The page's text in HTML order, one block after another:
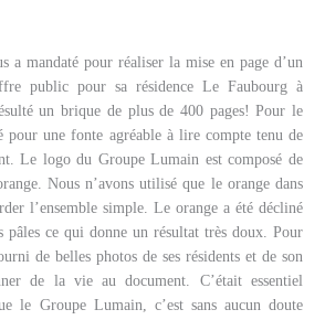
a mandaté pour réaliser la mise en page d’un
public pour sa résidence Le Faubourg à
un brique de plus de 400 pages! Pour le
pour une fonte agréable à lire compte tenu de
Le logo du Groupe Lumain est composé de
Nous n’avons utilisé que le orange dans
l’ensemble simple. Le orange a été décliné
pâles ce qui donne un résultat très doux. Pour
de belles photos de ses résidents et de son
de la vie au document. C’était essentiel
le Groupe Lumain, c’est sans aucun doute